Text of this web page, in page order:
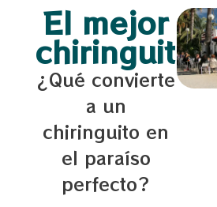
El mejor
chiringuito
¿Qué convierte
a un
chiringuito en
el paraíso
perfecto?